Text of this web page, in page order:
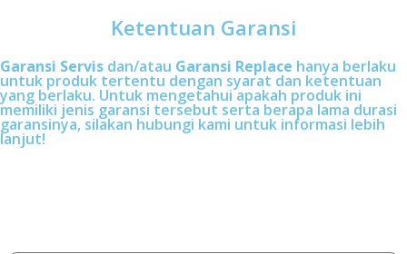
Ketentuan Garansi
Garansi Servis dan/atau Garansi Replace hanya berlaku
untuk produk tertentu dengan syarat dan ketentuan
yang berlaku. Untuk mengetahui apakah produk ini
memiliki jenis garansi tersebut serta berapa lama durasi
garansinya, silakan hubungi kami untuk informasi lebih
lanjut!